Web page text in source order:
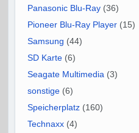
Panasonic Blu-Ray (36)
Pioneer Blu-Ray Player (15)
Samsung (44)
SD Karte (6)
Seagate Multimedia (3)
sonstige (6)
Speicherplatz (160)
Technaxx (4)